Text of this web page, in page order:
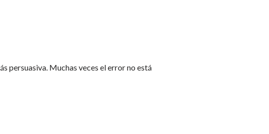
persuasiva. Muchas veces el error no está